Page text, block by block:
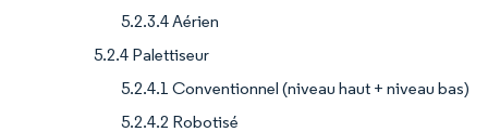
5.2.3.4 Aérien
5.2.4 Palettiseur
5.2.4.1 Conventionnel (niveau haut + niveau bas)
5.2.4.2 Robotisé